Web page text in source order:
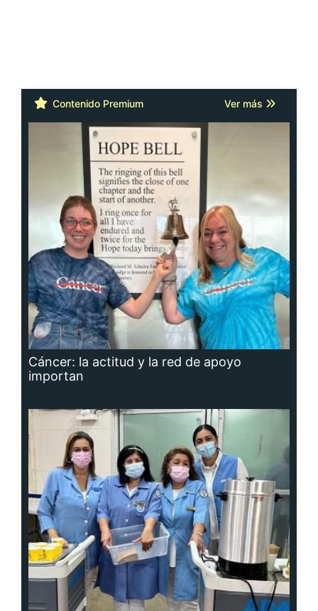
Contenido Premium Ver más
Cáncer: la actitud y la red de apoyo
importan